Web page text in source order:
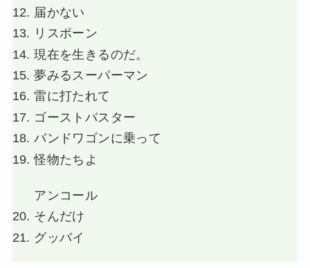
届かない
リスポーン
現在を生きるのだ。
夢みるスーパーマン
雷に打たれて
ゴーストバスター
バンドワゴンに乗って
怪物たちよ
アンコール
そんだけ
グッバイ